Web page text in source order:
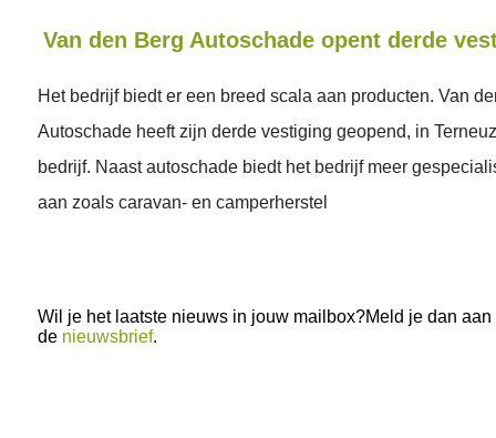
Van den Berg Autoschade opent derde
Het bedrijf biedt er een breed scala aan producten. Van
Autoschade heeft zijn derde vestiging geopend, in
bedrijf. Naast autoschade biedt het bedrijf meer
aan zoals caravan- en camperherstel
Wil je het laatste nieuws in jouw mailbox?Meld je dan aan
de nieuwsbrief.